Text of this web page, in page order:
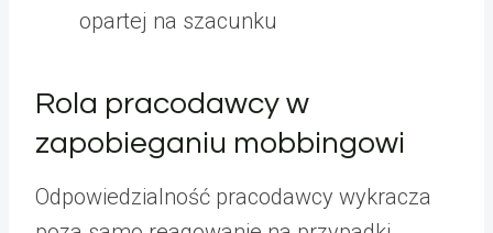
opartej na szacunku
Rola pracodawcy w
zapobieganiu mobbingowi
Odpowiedzialność pracodawcy wykracza